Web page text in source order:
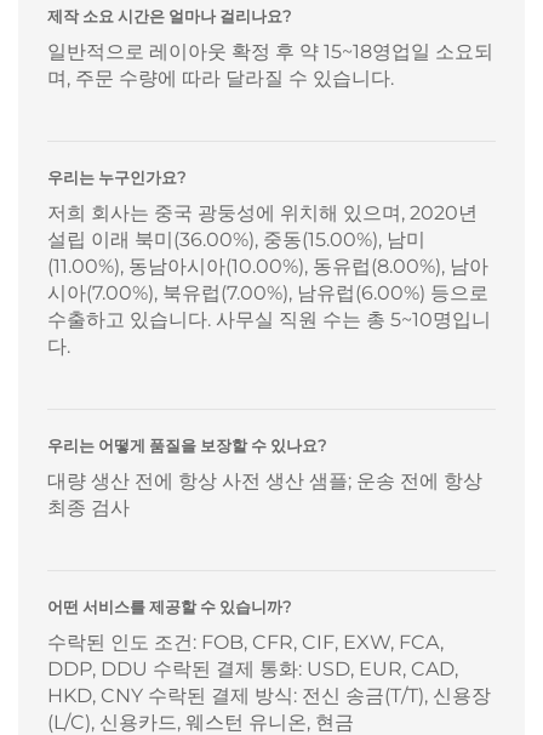
제작 소요 시간은 얼마나 걸리나요?
일반적으로 레이아웃 확정 후 약 15~18영업일 소요되
며, 주문 수량에 따라 달라질 수 있습니다.
우리는 누구인가요?
저희 회사는 중국 광둥성에 위치해 있으며, 2020년
설립 이래 북미(36.00%), 중동(15.00%), 남미
(11.00%), 동남아시아(10.00%), 동유럽(8.00%), 남아
시아(7.00%), 북유럽(7.00%), 남유럽(6.00%) 등으로
수출하고 있습니다. 사무실 직원 수는 총 5~10명입니
다.
우리는 어떻게 품질을 보장할 수 있나요?
대량 생산 전에 항상 사전 생산 샘플; 운송 전에 항상
최종 검사
어떤 서비스를 제공할 수 있습니까?
수락된 인도 조건: FOB, CFR, CIF, EXW, FCA,
DDP, DDU 수락된 결제 통화: USD, EUR, CAD,
HKD, CNY 수락된 결제 방식: 전신 송금(T/T), 신용장
(L/C), 신용카드, 웨스턴 유니온, 현금